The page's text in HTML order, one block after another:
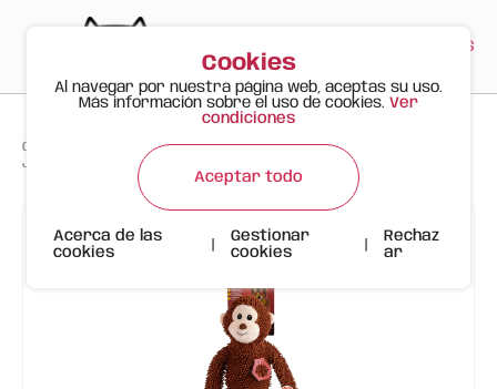
ES
Gato Feliz Productos > >
Juguete Resistente para Perro – Mono de Cuerpo Largo
Cookies
Al navegar por nuestra página web, aceptas su uso.
Más información sobre el uso de cookies. Ver
condiciones
Aceptar todo
Acerca de las
cookies
Gestionar
cookies
Rechaz
ar